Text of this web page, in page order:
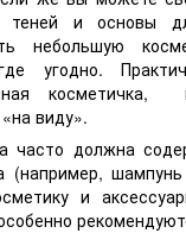
теней и основы
небольшую
угодно.
виду».
часто должна
(например,
и